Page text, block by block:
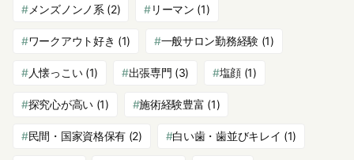
メンズノンノ系 (2) リーマン (1)
ワークアウト好き (1) 一般サロン勤務経験(1)
人懐っこい(1) 出張専門 (3) 塩顔 (1)
探究心が高い(1) 施術経験豊富 (1)
民間・国家資格保有 (2) 白い歯・歯並びキレイ (1)